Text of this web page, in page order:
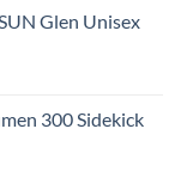
Glen Unisex
300 Sidekick